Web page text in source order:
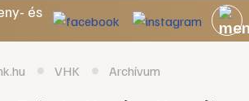
és
VHK Archívum